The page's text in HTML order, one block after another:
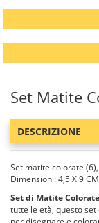
Set Matite
DESCRIZIONE
Set matite colorate
Dimensioni: 4,5 X 9 CM
Set di Matite
tutte le età, questo